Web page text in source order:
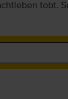
tobt.